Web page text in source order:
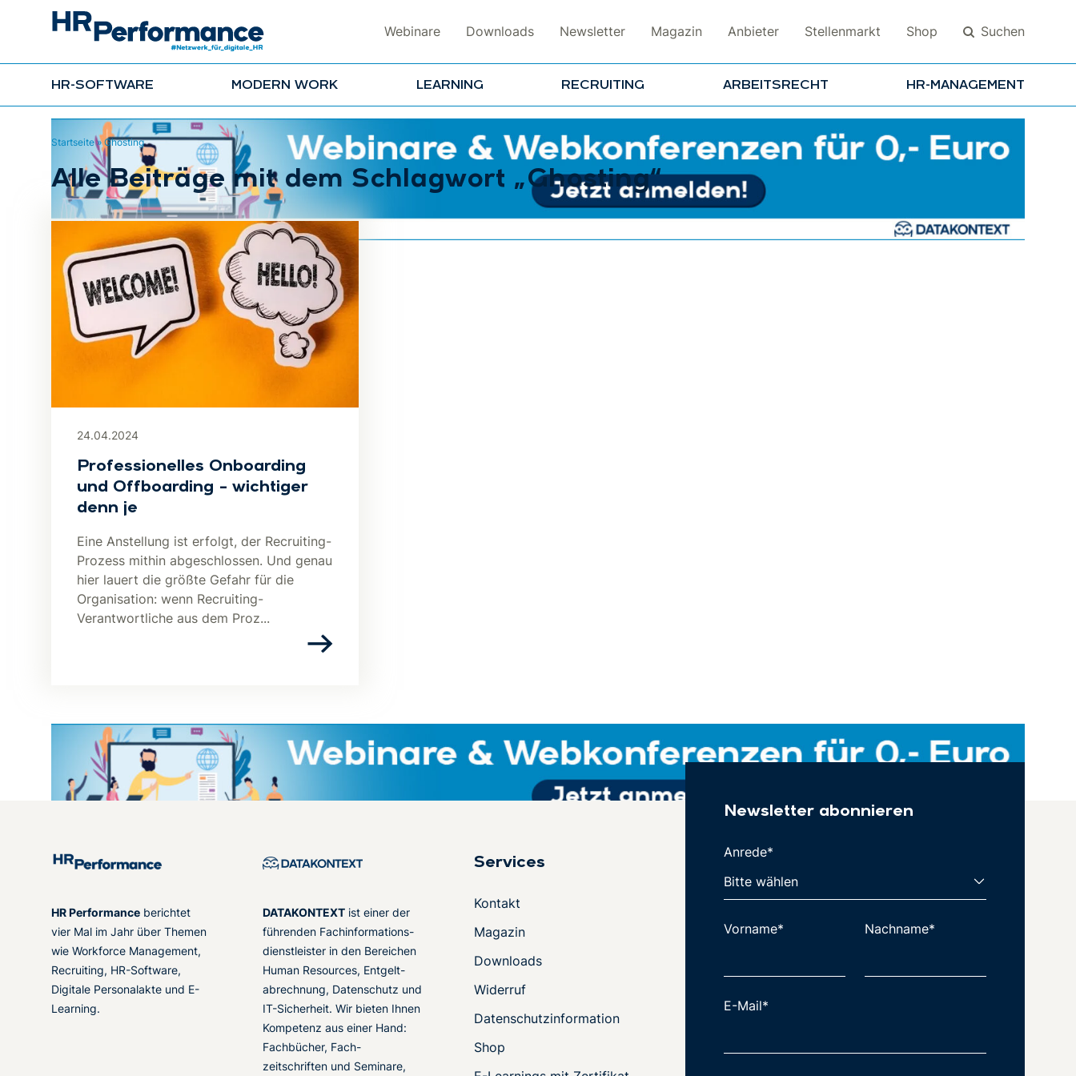
Webinare Downloads Newsletter Magazin Anbieter Stellenmarkt Shop Suchen
HR-SOFTWARE MODERN WORK LEARNING RECRUITING ARBEITSRECHT HR-MANAGEMENT
Suchen
Startseite»Ghosting
Alle Beiträge mit dem Schlagwort „Ghosting“
24.04.2024
Professionelles Onboarding
und Offboarding – wichtiger
denn je
Eine Anstellung ist erfolgt, der Recruiting-
Prozess mithin abgeschlossen. Und genau
hier lauert die größte Gefahr für die
Organisation: wenn Recruiting-
Verantwortliche aus dem Proz...
HR Performance berichtet
vier Mal im Jahr über Themen
wie Workforce Management,
Recruiting, HR-Software,
Digitale Personalakte und E-
Learning.
DATAKONTEXT ist einer der
führenden Fachinformations-
dienstleister in den Bereichen
Human Resources, Entgelt-
abrechnung, Datenschutz und
IT-Sicherheit. Wir bieten Ihnen
Kompetenz aus einer Hand:
Fachbücher, Fach-
zeitschriften und Seminare,
Services
Kontakt
Magazin
Downloads
Widerruf
Datenschutzinformation
Shop
Newsletter abonnieren
Anrede*
Vorname* Nachname*
E-Mail*